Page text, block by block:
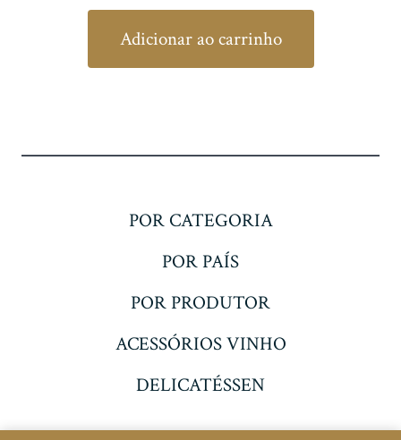
Adicionar ao carrinho
POR CATEGORIA
POR PAÍS
POR PRODUTOR
ACESSÓRIOS VINHO
DELICATÉSSEN